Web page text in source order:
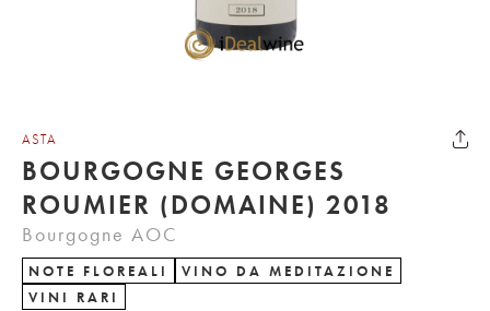
ASTA
BOURGOGNE GEORGES
ROUMIER (DOMAINE) 2018
Bourgogne AOC
NOTE FLOREALI
VINO DA MEDITAZIONE
VINI RARI